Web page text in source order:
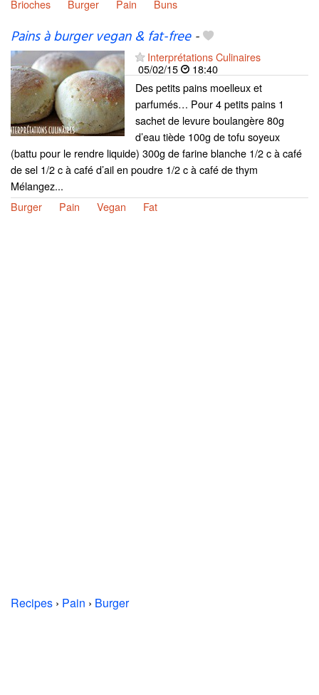
Brioches Burger Pain Buns
Pains à burger vegan & fat-free-
Interprétations Culinaires
05/02/15
18:40
Des petits pains moelleux et
parfumés… Pour 4 petits pains 1
sachet de levure boulangère 80g
d’eau tiède 100g de tofu soyeux
(battu pour le rendre liquide) 300g de farine blanche 1/2 c à café
de sel 1/2 c à café d’ail en poudre 1/2 c à café de thym
Mélangez...
Burger
Pain Vegan Fat
Recipes › Pain › Burger